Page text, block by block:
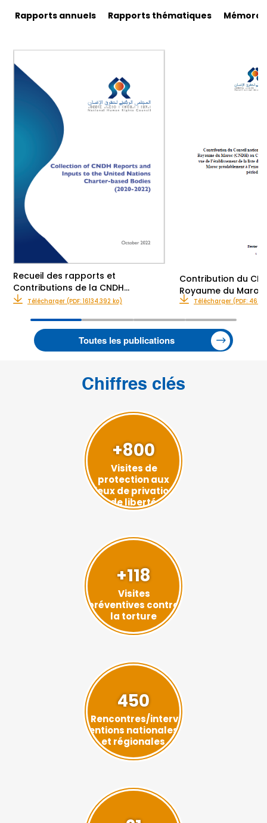
Rapports annuels Rapports thématiques
Toutes les publications
Recueil des rapports et
Contributions de la CNDH…
Télécharger (PDF: 16134.392 ko)
Contribution du
Royaume du
Télécharger (PDF:
Chiffres clés
+800
Visites de
protection aux
lieux de privation
de liberté
+118
Visites
préventives contre
la torture
450
Rencontres/interv
entions nationales
et régionales